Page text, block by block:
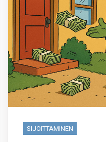
SIJOITTAMINEN